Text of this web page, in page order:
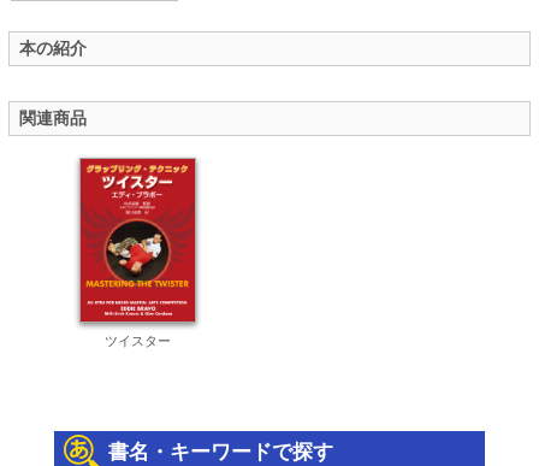
本の紹介
関連商品
ツイスター
書名・キーワードで探す